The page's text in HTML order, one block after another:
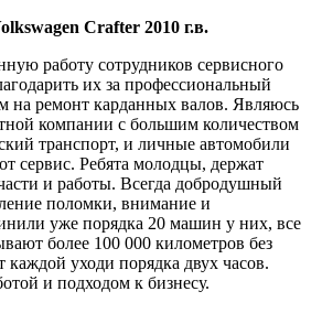
Crafter 2010 г.в.
работу сотрудников сервисного
их за профессиональный
на ремонт карданных валов. Являюсь
компании с большим количеством
транспорт, и личные автомобили
сервис. Ребята молодцы, держат
и работы. Всегда добродушный
поломки, внимание и
уже порядка 20 машин у них, все
более 100 000 километров без
уходи порядка двух часов.
и подходом к бизнесу.